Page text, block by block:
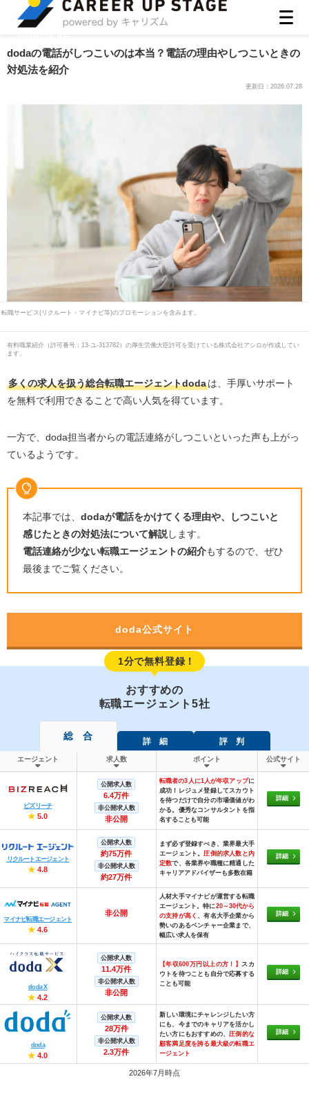
dodaの電話がしつこいのは本当？電話の理由やしつこいときの
対処法を紹介
更新日：2026.07.28
転職サービス(リクルート・マイナビ等)のプロモーションを含みます。
有料職業紹介（許可番号：13-ユ-313782）の厚生労働大臣許可を受けている株式会社アシロが作成してい
ます。
多くの求人を扱う総合転職エージェントdodaは、手厚いサポート
を無料で利用できることで高い人気を得ています。
一方で、 doda担当者からの電話連絡がしつこいといった声も上がっ
ているようです。
本記事では、 dodaが電話をかけてくる理由や、しつこいと
感じたときの対処法について解説します。
電話連絡が少ない転職エージェントの紹介もするので、ぜひ
最後までご覧ください。
doda公式サイト
1分で無料登録！
おすすめの
転職エージェント5社
総 合 詳 細 評 判
エージェント 求人数 ポイント 公式サイト
ビズリーチ
★ 5.0
公開求人数
6.4万件
非公開求人数
非公開
転職者の3人に1人が年収アップに
成功！レジュメ登録してスカウト
を待つだけで自分の市場価値がわ
かる。優秀なコンサルタントを指
名することも可能
詳細
リクルートエージェント
★ 4.8
公開求人数
約75万件
非公開求人数
約27万件
まず必ず登録すべき、業界最大手
エージェント。圧倒的求人数と内
定数で、各業界や職種に精通した
キャリアアドバイザーも多数在籍
詳細
マイナビ転職エージェント
★ 4.6
非公開
人材大手マイナビが運営する転職
エージェント。特に20～30代から
の支持が高く
、有名大手企業から
勢いのあるベンチャー企業まで、
幅広い求人を保有
詳細
doda X
★ 4.2
公開求人数
11.4万件
非公開求人数
非公開
【年収600万円以上の方！】 スカ
ウトを待つことも自分で応募する
ことも可能
詳細
doda
★ 4.0
公開求人数
28万件
非公開求人数
2.3万件
新しい環境にチャレンジしたい方
にも、今までのキャリアを活かし
たい方にもおすすめの、圧倒的な
顧客満足度を誇る最大級の転職エ
ージェント
詳細
2026年7月時点